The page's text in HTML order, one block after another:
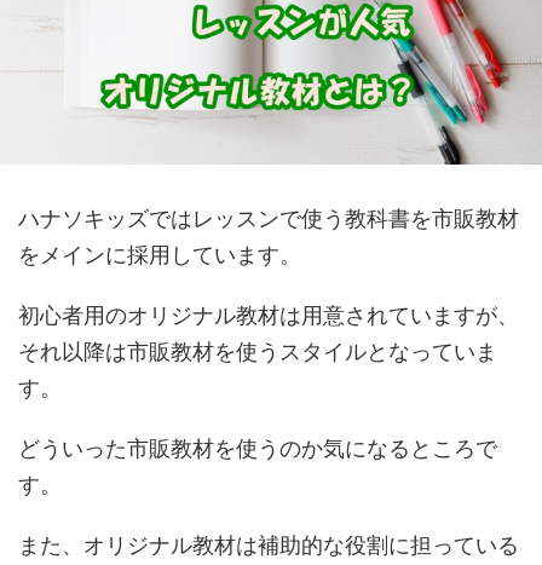
ハナソキッズではレッスンで使う教科書を市販教材
をメインに採用しています。
初心者用のオリジナル教材は用意されていますが、
それ以降は市販教材を使うスタイルとなっていま
す。
どういった市販教材を使うのか気になるところで
す。
また、オリジナル教材は補助的な役割に担っている